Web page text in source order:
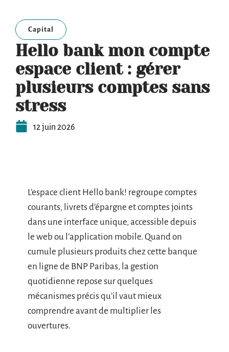
Capital
Hello bank mon compte
espace client : gérer
plusieurs comptes sans
stress
12 juin 2026
L’espace client Hello bank! regroupe comptes
courants, livrets d’épargne et comptes joints
dans une interface unique, accessible depuis
le web ou l’application mobile. Quand on
cumule plusieurs produits chez cette banque
en ligne de BNP Paribas, la gestion
quotidienne repose sur quelques
mécanismes précis qu’il vaut mieux
comprendre avant de multiplier les
ouvertures.